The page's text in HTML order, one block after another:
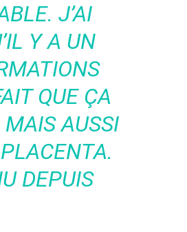
J’AI
Y A UN
QUE ÇA
AUSSI
DEPUIS